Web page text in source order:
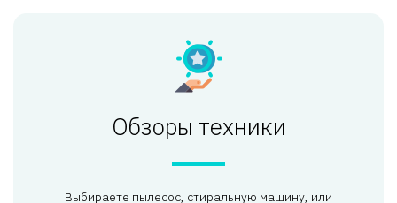
Обзоры техники
Выбираете пылесос, стиральную машину, или